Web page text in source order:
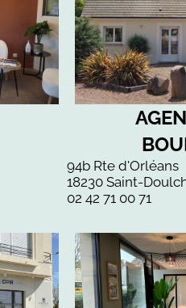
94b Rte d'Orléans
18230 Saint-
02 42 71 00 71